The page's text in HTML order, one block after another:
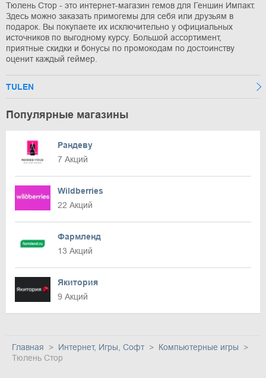
Тюлень Стор - это интернет-магазин гемов для Геншин Импакт.
Здесь можно заказать примогемы для себя или друзьям в
подарок. Вы покупаете их исключительно у официальных
источников по выгодному курсу. Большой ассортимент,
приятные скидки и бонусы по промокодам по достоинству
оценит каждый геймер.
TULEN
Популярные магазины
Рандеву
7 Акций
Wildberries
22 Акций
Фармленд
13 Акций
Якитория
9 Акций
Главная Интернет, Игры, Софт
Компьютерные игры
Тюлень Стор